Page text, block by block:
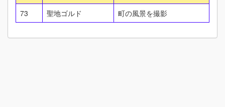
73
聖地ゴルド 町の風景を撮影